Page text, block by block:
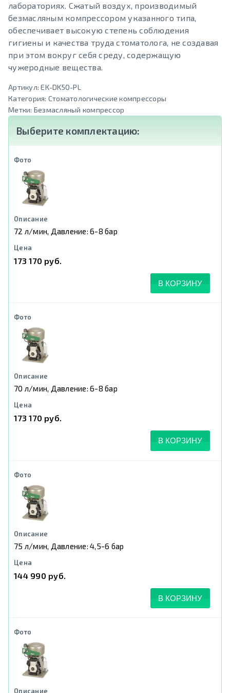
лабораториях. Сжатый воздух, производимый
безмасляным компрессором указанного типа,
обеспечивает высокую степень соблюдения
гигиены и качества труда стоматолога, не создавая
при этом вокруг себя среду, содержащую
чужеродные вещества.
Артикул:EK-DK50-PL
Категория: Стоматологические компрессоры
Метки: Безмасляный компрессор
Выберите комплектацию:
72 л/мин, Давление: 6-8 бар
173 170 руб.
В КОРЗИНУ
70 л/мин, Давление: 6-8 бар
173 170 руб.
В КОРЗИНУ
75 л/мин, Давление: 4,5-6 бар
144 990 руб.
В КОРЗИНУ